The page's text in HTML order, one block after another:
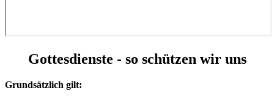
Gottesdienste - so schützen wir uns
Grundsätzlich gilt: